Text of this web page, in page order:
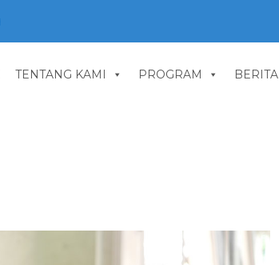
TENTANG KAMI PROGRAM BERITA